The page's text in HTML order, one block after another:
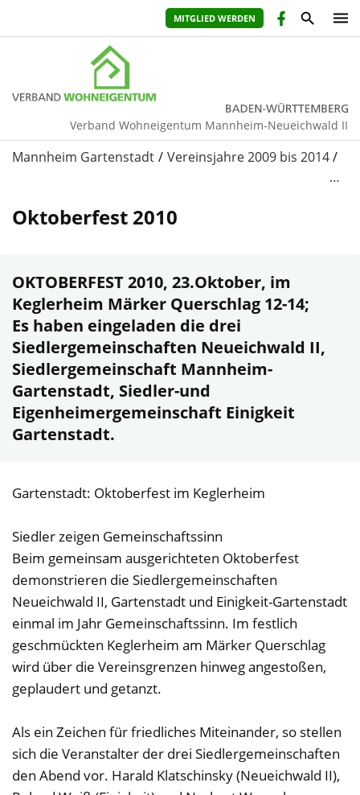
MITGLIED WERDEN
Verband Wohneigentum Mannheim-Neueichwald II
Mannheim Gartenstadt
Vereinsjahre 2009 bis 2014
…
Oktoberfest 2010
OKTOBERFEST2010, 23.Oktober, im
Keglerheim Märker Querschlag 12-14;
Es haben eingeladen die drei
Siedlergemeinschaften Neueichwald II,
Siedlergemeinschaft Mannheim-
Gartenstadt, Siedler-und
Eigenheimergemeinschaft Einigkeit
Gartenstadt.
Gartenstadt: Oktoberfest im Keglerheim
Siedler zeigen Gemeinschaftssinn
Beim gemeinsam ausgerichteten Oktoberfest
demonstrieren die Siedlergemeinschaften
Neueichwald II, Gartenstadt und Einigkeit-Gartenstadt
einmal im Jahr Gemeinschaftssinn. Im festlich
geschmückten Keglerheim am Märker Querschlag
wird über die Vereinsgrenzen hinweg angestoßen,
geplaudert und getanzt.
Als ein Zeichen für friedliches Miteinander, so stellen
sich die Veranstalter der drei Siedlergemeinschaften
den Abend vor. Harald Klatschinsky (Neueichwald II),